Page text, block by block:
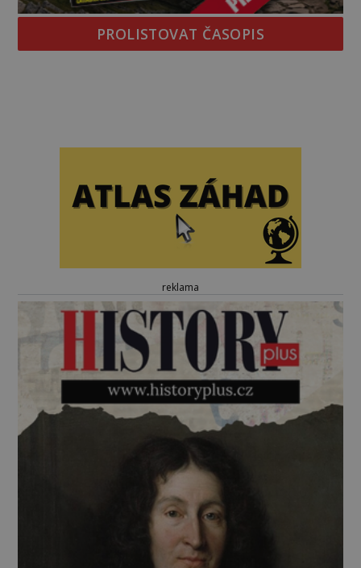
PROLISTOVAT ČASOPIS
reklama